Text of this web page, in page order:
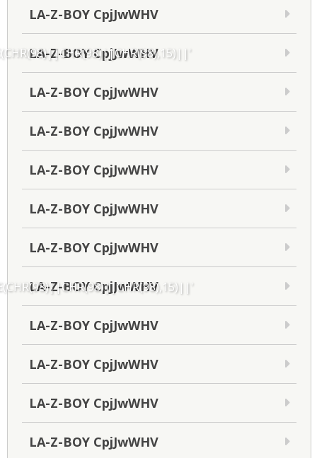
LA-Z-BOY CpjJwWHV
LA-Z-BOY CpjJwWHV
LA-Z-BOY CpjJwWHV
LA-Z-BOY CpjJwWHV
LA-Z-BOY CpjJwWHV
LA-Z-BOY CpjJwWHV
LA-Z-BOY CpjJwWHV
LA-Z-BOY CpjJwWHV
LA-Z-BOY CpjJwWHV
LA-Z-BOY CpjJwWHV
LA-Z-BOY CpjJwWHV
LA-Z-BOY CpjJwWHV